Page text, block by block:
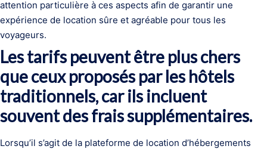
attention particulière à ces aspects afin de garantir une
expérience de location sûre et agréable pour tous les
voyageurs.
Les tarifs peuvent être plus chers
que ceux proposés par les hôtels
traditionnels, car ils incluent
souvent des frais supplémentaires.
Lorsqu’il s’agit de la plateforme de location d’hébergements